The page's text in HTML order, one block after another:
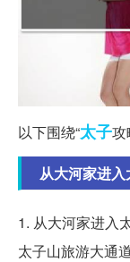
以下围绕“太子攻
从大河家进
1. 从大河家进入
太子山旅游大通